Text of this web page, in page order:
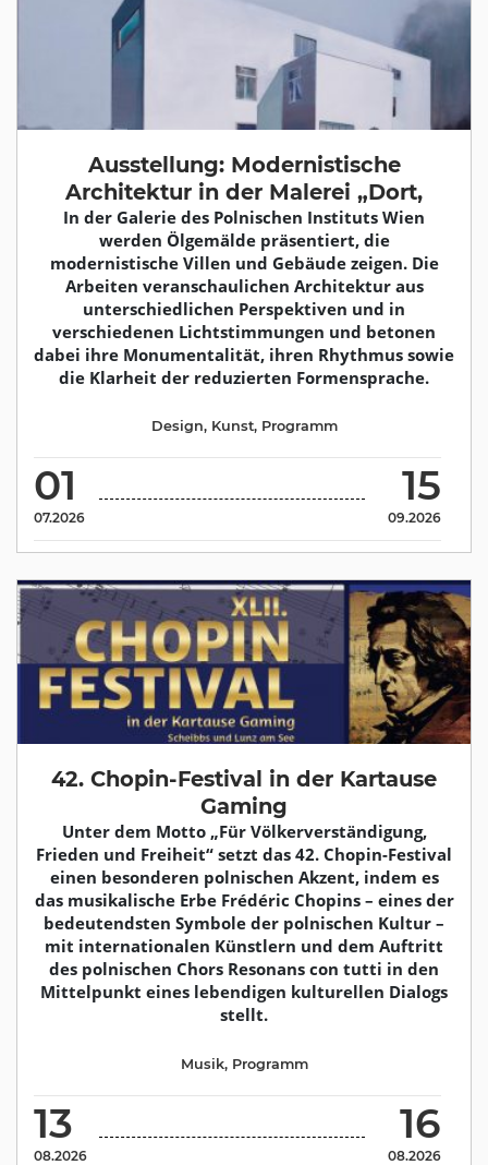
Ausstellung: Modernistische
Architektur in der Malerei „Dort,
In der Galerie des Polnischen Instituts Wien
werden Ölgemälde präsentiert, die
modernistische Villen und Gebäude zeigen. Die
Arbeiten veranschaulichen Architektur aus
unterschiedlichen Perspektiven und in
verschiedenen Lichtstimmungen und betonen
dabei ihre Monumentalität, ihren Rhythmus sowie
die Klarheit der reduzierten Formensprache.
01
07.2026
15
09.2026
Design, Kunst, Programm
42. Chopin-Festival in der Kartause
Gaming
Unter dem Motto „Für Völkerverständigung,
Frieden und Freiheit“ setzt das 42. Chopin-Festival
einen besonderen polnischen Akzent, indem es
das musikalische Erbe Frédéric Chopins – eines der
bedeutendsten Symbole der polnischen Kultur –
mit internationalen Künstlern und dem Auftritt
des polnischen Chors Resonans con tutti in den
Mittelpunkt eines lebendigen kulturellen Dialogs
stellt.
13
08.2026
16
08.2026
Musik, Programm